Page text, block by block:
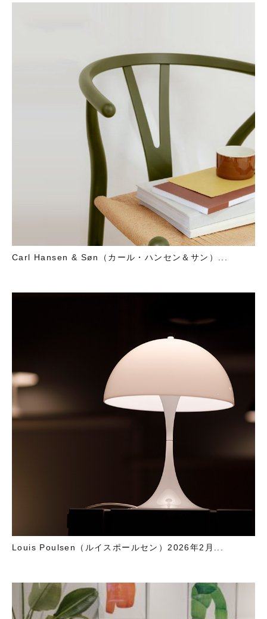
Carl Hansen & Søn（カール・ハンセン＆サン）...
Louis Poulsen（ルイスポールセン）2026年2月...